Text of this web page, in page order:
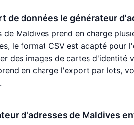
de données le générateur
de Maldives prend en charge
le format CSV est adapté pour
des images de cartes d'identité
en charge l'export par lots,
d'adresses de Maldives